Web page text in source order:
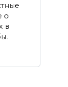
о
в